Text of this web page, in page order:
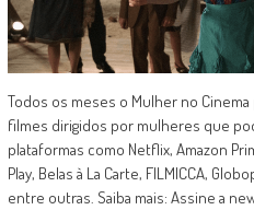
Todos os meses o Mulher no
filmes dirigidos por mulheres que
plataformas como Netflix, Amazon
Play, Belas à La Carte, FILMICCA,
entre outras. Saiba mais: Assine a